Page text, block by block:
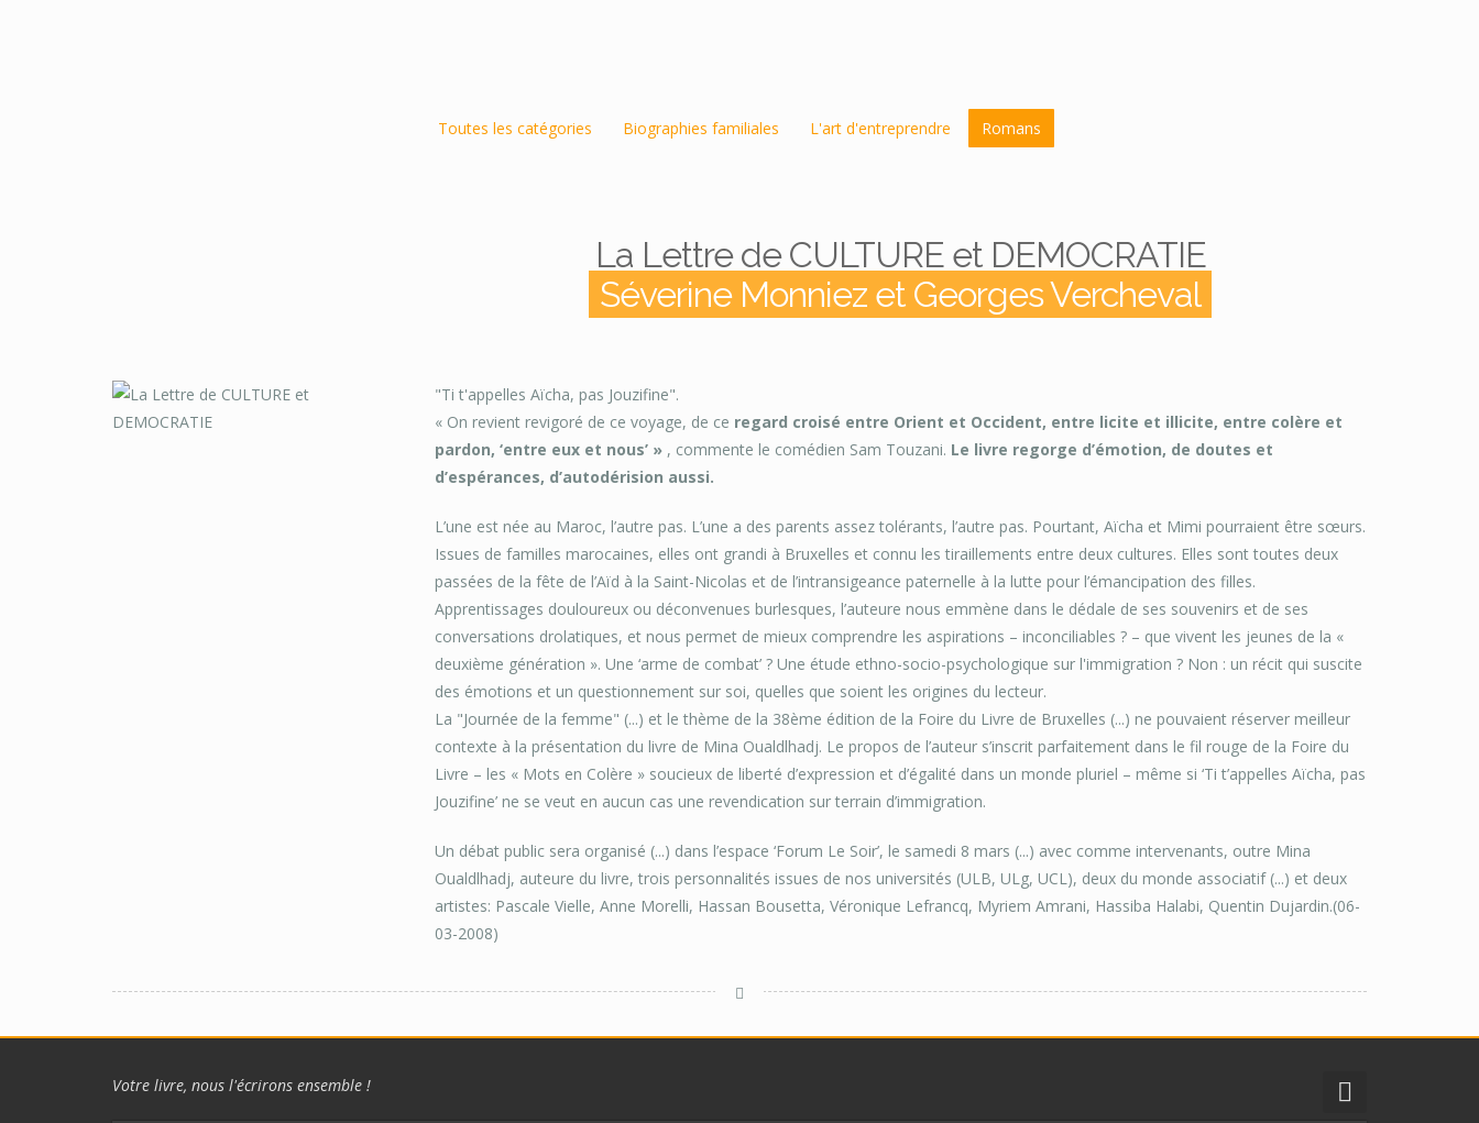
Toutes les catégories Biographies familiales L'art d'entreprendre Romans
La Lettre de CULTURE et DEMOCRATIE
Séverine Monniez et Georges Vercheval
"Ti t'appelles Aïcha, pas Jouzifine".
« On revient revigoré de ce voyage, de ce regard croisé entre Orient et Occident, entre licite et illicite, entre colère et
pardon, ‘entre eux et nous’ » , commente le comédien Sam Touzani. Le livre regorge d’émotion, de doutes et
d’espérances, d’autodérision aussi.
L’une est née au Maroc, l’autre pas. L’une a des parents assez tolérants, l’autre pas. Pourtant, Aïcha et Mimi pourraient être sœurs.
Issues de familles marocaines, elles ont grandi à Bruxelles et connu les tiraillements entre deux cultures. Elles sont toutes deux
passées de la fête de l’Aïd à la Saint-Nicolas et de l’intransigeance paternelle à la lutte pour l’émancipation des filles.
Apprentissages douloureux ou déconvenues burlesques, l’auteure nous emmène dans le dédale de ses souvenirs et de ses
conversations drolatiques, et nous permet de mieux comprendre les aspirations – inconciliables ? – que vivent les jeunes de la «
deuxième génération ». Une ‘arme de combat’ ? Une étude ethno-socio-psychologique sur l'immigration ? Non : un récit qui suscite
des émotions et un questionnement sur soi, quelles que soient les origines du lecteur.
La "Journée de la femme" (...) et le thème de la 38ème édition de la Foire du Livre de Bruxelles (...) ne pouvaient réserver meilleur
contexte à la présentation du livre de Mina Oualdlhadj. Le propos de l’auteur s’inscrit parfaitement dans le fil rouge de la Foire du
Livre – les « Mots en Colère » soucieux de liberté d’expression et d’égalité dans un monde pluriel – même si ‘Ti t’appelles Aïcha, pas
Jouzifine’ ne se veut en aucun cas une revendication sur terrain d’immigration.
Un débat public sera organisé (...) dans l’espace ‘Forum Le Soir’, le samedi 8 mars (...) avec comme intervenants, outre Mina
Oualdlhadj, auteure du livre, trois personnalités issues de nos universités (ULB, ULg, UCL), deux du monde associatif (...) et deux
artistes: Pascale Vielle, Anne Morelli, Hassan Bousetta, Véronique Lefrancq, Myriem Amrani, Hassiba Halabi, Quentin Dujardin.(06-
03-2008)
Votre livre, nous l'écrirons ensemble !